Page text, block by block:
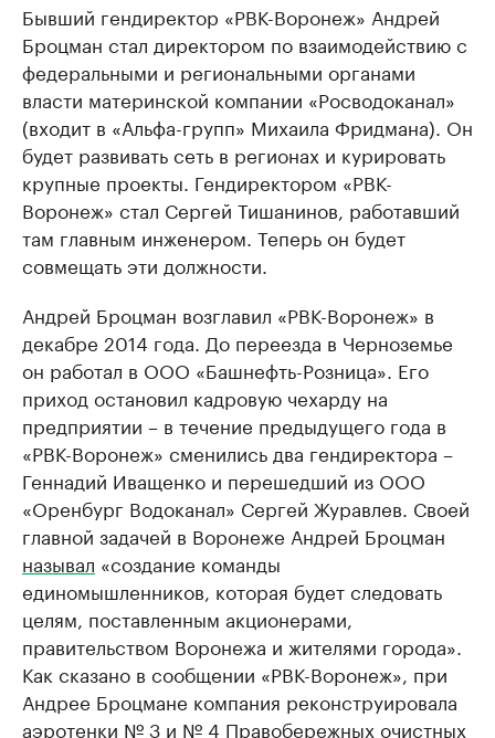
Бывший гендиректор «РВК-Воронеж» Андрей
Броцман стал директором по взаимодействию с
федеральными и региональными органами
власти материнской компании «Росводоканал»
(входит в «Альфа-групп» Михаила Фридмана). Он
будет развивать сеть в регионах и курировать
крупные проекты. Гендиректором «РВК-
Воронеж» стал Сергей Тишанинов, работавший
там главным инженером. Теперь он будет
совмещать эти должности.
Андрей Броцман возглавил «РВК-Воронеж» в
декабре 2014 года. До переезда в Черноземье
он работал в ООО «Башнефть-Розница». Его
приход остановил кадровую чехарду на
предприятии – в течение предыдущего года в
«РВК-Воронеж» сменились два гендиректора –
Геннадий Иващенко и перешедший из ООО
«Оренбург Водоканал» Сергей Журавлев. Своей
главной задачей в Воронеже Андрей Броцман
называл «создание команды
единомышленников, которая будет следовать
целям, поставленным акционерами,
правительством Воронежа и жителями города».
Как сказано в сообщении «РВК-Воронеж», при
Андрее Броцмане компания реконструировала
аэротенки № 3 и № 4 Правобережных очистных